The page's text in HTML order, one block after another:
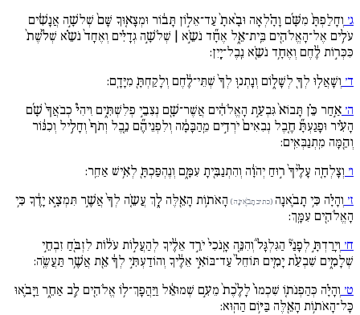
ג׳ וְחָלַפְתָּ֨ מִשָּׁ֜ם וָהָ֗לְאָה וּבָ֙אתָ֙ עַד־אֵל֣וֹן תָּב֔וֹר וּמְצָא֚וּךָ שָּׁם֙ שְׁלשָׁ֣ה אֲנָשִׁ֔ים
עֹלִ֥ים אֶל־הָאֱלֹהִ֖ים בֵּֽית־אֵ֑ל אֶחָ֞ד נֹשֵֹ֣א | שְׁלֹשָׁ֣ה גְדָיִ֗ים וְאֶחָד֙ נֹשֵֹ֗א שְׁלֹ֙שֶׁת֙
כִּכְּר֣וֹת לֶ֔חֶם וְאֶחָ֥ד נֹשֵֹ֖א נֵֽבֶל־יָֽיִן:
ד׳ וְשָׁאֲל֥וּ לְךָ֖ לְשָׁל֑וֹם וְנָתְנ֚וּ לְךָ֙ שְׁתֵּי־לֶ֔חֶם וְלָקַחְתָּ֖ מִיָּדָֽם:
ה׳ אַ֣חַר כֵּ֗ן תָּבוֹא֙ גִּבְעַ֣ת הָאֱלֹהִ֔ים אֲשֶׁר־שָׁ֖ם נְצִבֵ֣י פְלִשְׁתִּ֑ים וִיהִי֩ כְבֹאֲךָ֨ שָׁ֜ם
הָעִ֗יר וּפָגַעְתָּ֞ חֶ֚בֶל נְבִאִים֙ יֹרְדִ֣ים מֵֽהַבָּמָ֔ה וְלִפְנֵיהֶ֞ם נֵ֚בֶל וְתֹף֙ וְחָלִ֣יל וְכִנּ֔וֹר
וְהֵ֖מָּה מִֽתְנַבְּאִֽים:
ו׳ וְצָלְחָ֚ה עָלֶ֙יךָ֙ ר֣וּחַ יְהֹוָ֔ה וְהִתְנַבִּ֖יתָ עִמָּ֑ם וְנֶהְפַּכְתָּ֖ לְאִ֥ישׁ אַחֵֽר:
ז׳ וְהָיָ֗ה כִּ֥י תָבֹ֛אנָה (כתיב תָבֹ֛אינָה) הָאֹת֥וֹת הָאֵ֖לֶּה לָ֑ךְ עֲשֵֹ֚ה לְךָ֙ אֲשֶׁ֣ר תִּמְצָ֣א יָדֶ֔ךָ כִּ֥י
הָאֱלֹהִ֖ים עִמָּֽךְ:
ח׳ וְיָרַדְתָּ֣ לְפָנַי֘ הַגִּלְגָּל֒ וְהִנֵּ֚ה אָֽנֹכִי֙ יֹרֵ֣ד אֵלֶ֔יךָ לְהַעֲל֣וֹת עֹל֔וֹת לִזְבֹּ֖חַ זִבְחֵ֣י
שְׁלָמִ֑ים שִׁבְעַ֨ת יָמִ֚ים תּוֹחֵל֙ עַד־בּוֹאִ֣י אֵלֶ֔יךָ וְהוֹדַעְתִּ֣י לְךָ֔ אֵ֖ת אֲשֶׁ֥ר תַּעֲשֶֹֽה:
ט׳ וְהָיָ֗ה כְּהַפְנֹת֚וֹ שִׁכְמוֹ֙ לָלֶ֙כֶת֙ מֵעִ֣ם שְׁמוּאֵ֔ל וַיַּהֲפָךְ־ל֥וֹ אֱלֹהִ֖ים לֵ֣ב אַחֵ֑ר וַיָּבֹ֛אוּ
כָּל־הָאֹת֥וֹת הָאֵ֖לֶּה בַּיּ֥וֹם הַהֽוּא: